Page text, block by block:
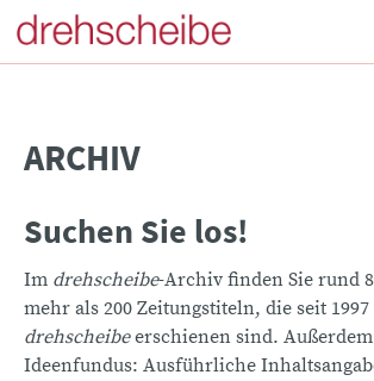
ARCHIV
Suchen Sie los!
Im drehscheibe-Archiv finden Sie rund
mehr als 200 Zeitungstiteln, die seit
drehscheibeerschienen sind.
Ideenfundus: Ausführliche